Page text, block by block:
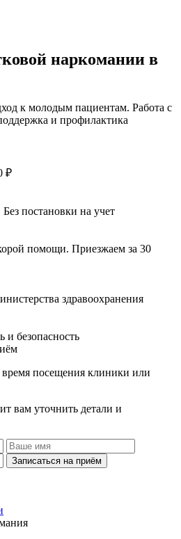
наркомании в
к молодым пациентам. Работа с
и профилактика
₽
постановки на учет
помощи. Приезжаем за 30
здравоохранения
и безопасность
посещения клиники или
вам уточнить детали и
Записаться на приём